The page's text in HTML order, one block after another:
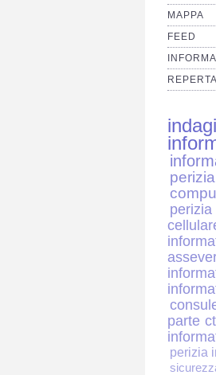
MAPPA
FEED
parte
perizia